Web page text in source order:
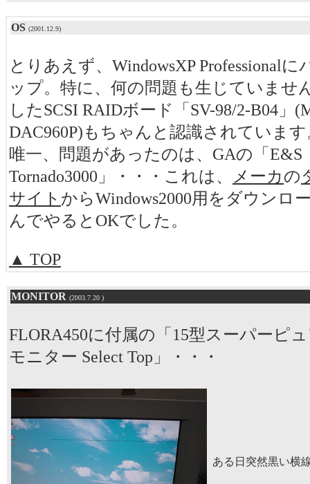
OS (2001.12.9)
とりあえず、WindowsXP Professional
ップ。特に、何の問題も生じていませ
したSCSI RAIDボード「SV-98/2-B04」
DAC960P)もちゃんと認識されています
唯一、問題があったのは、GAの「E&S
Tornado3000」・・・これは、
メーカの
サイト からWindows2000用をダウンロ
んでやるとOKでした。
▲ TOP
MONITOR (2003.7.20 )
FLORA450に付属の「15型スーパーピ
モニター Select Top」・・・
ある日突然黒い横